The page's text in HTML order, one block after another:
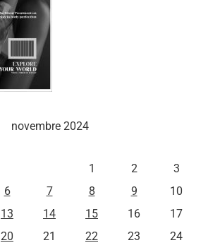
novembre 2024
1
2
3
6 7 8 9
10
13 14 15 16
17
20 21 22 23
24